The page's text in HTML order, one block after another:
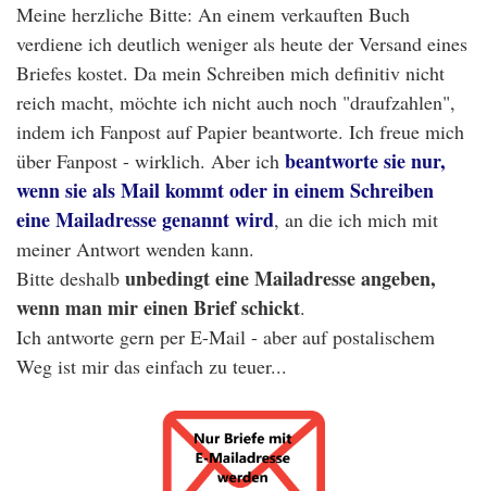
Meine herzliche Bitte: An einem verkauften Buch
verdiene ich deutlich weniger als heute der Versand eines
Briefes kostet. Da mein Schreiben mich definitiv nicht
reich macht, möchte ich nicht auch noch "draufzahlen",
indem ich Fanpost auf Papier beantworte. Ich freue mich
über Fanpost - wirklich. Aber ich beantworte sie nur,
wenn sie als Mail kommt oder in einem Schreiben
eine Mailadresse genannt wird, an die ich mich mit
meiner Antwort wenden kann.
Bitte deshalb unbedingt eine Mailadresse angeben,
wenn man mir einen Brief schickt.
Ich antworte gern per E-Mail - aber auf postalischem
Weg ist mir das einfach zu teuer...